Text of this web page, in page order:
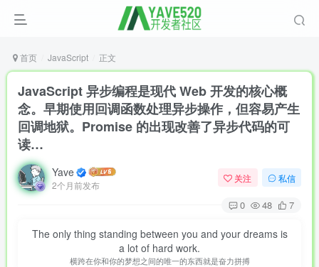
首页 JavaScript 正文
JavaScript 异步编程是现代 Web 开发的核心概
念。早期使用回调函数处理异步操作，但容易产生
回调地狱。Promise 的出现改善了异步代码的可
读…
Yave
2个月前发布
关注 私信
0 48 7
The only thing standing between you and your dreams is
a lot of hard work.
横跨在你和你的梦想之间的唯一的东西就是奋力拼搏